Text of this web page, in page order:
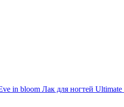
in bloom Лак для ногтей